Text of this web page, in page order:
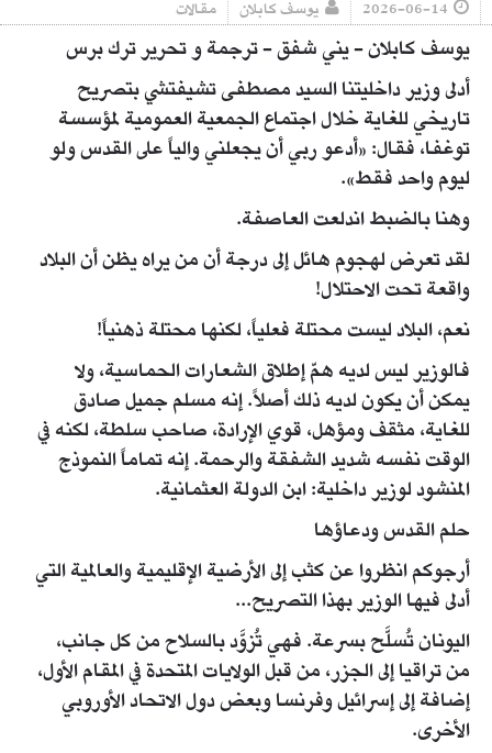
2026-06-14 يوسف كابلان مقالات
يوسف كابلان - يني شفق - ترجمة و تحرير ترك برس
أدلى وزير داخليتنا السيد مصطفى تشيفتشي بتصريح
تاريخي للغاية خلال اجتماع الجمعية العمومية لمؤسسة
توغفا، فقال: «أدعو ربي أن يجعلني والياً على القدس ولو
ليوم واحد فقط».
وهنا بالضبط اندلعت العاصفة.
لقد تعرض لهجوم هائل إلى درجة أن من يراه يظن أن البلاد
واقعة تحت الاحتلال!
نعم، البلاد ليست محتلة فعلياً، لكنها محتلة ذهنياً!
فالوزير ليس لديه همّ إطلاق الشعارات الحماسية، ولا
يمكن أن يكون لديه ذلك أصلاً. إنه مسلم جميل صادق
للغاية، مثقف ومؤهل، قوي الإرادة، صاحب سلطة، لكنه في
الوقت نفسه شديد الشفقة والرحمة. إنه تماماً النموذج
المنشود لوزير داخلية: ابن الدولة العثمانية.
حلم القدس ودعاؤها
أرجوكم انظروا عن كثب إلى الأرضية الإقليمية والعالمية التي
أدلى فيها الوزير بهذا التصريح...
اليونان تُسلَّح بسرعة. فهي تُزوَّد بالسلاح من كل جانب،
من تراقيا إلى الجزر، من قبل الولايات المتحدة في المقام الأول،
إضافة إلى إسرائيل وفرنسا وبعض دول الاتحاد الأوروبي
الأخرى.